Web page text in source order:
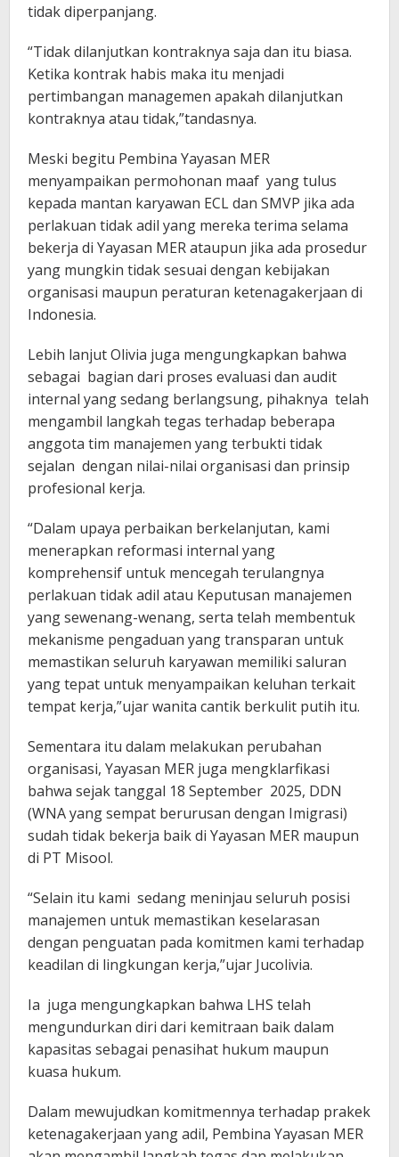
tidak diperpanjang.
“Tidak dilanjutkan kontraknya saja dan itu biasa.
Ketika kontrak habis maka itu menjadi
pertimbangan managemen apakah dilanjutkan
kontraknya atau tidak,”tandasnya.
Meski begitu Pembina Yayasan MER
menyampaikan permohonan maaf yang tulus
kepada mantan karyawan ECL dan SMVP jika ada
perlakuan tidak adil yang mereka terima selama
bekerja di Yayasan MER ataupun jika ada prosedur
yang mungkin tidak sesuai dengan kebijakan
organisasi maupun peraturan ketenagakerjaan di
Indonesia.
Lebih lanjut Olivia juga mengungkapkan bahwa
sebagai bagian dari proses evaluasi dan audit
internal yang sedang berlangsung, pihaknya telah
mengambil langkah tegas terhadap beberapa
anggota tim manajemen yang terbukti tidak
sejalan dengan nilai-nilai organisasi dan prinsip
profesional kerja.
“Dalam upaya perbaikan berkelanjutan, kami
menerapkan reformasi internal yang
komprehensif untuk mencegah terulangnya
perlakuan tidak adil atau Keputusan manajemen
yang sewenang-wenang, serta telah membentuk
mekanisme pengaduan yang transparan untuk
memastikan seluruh karyawan memiliki saluran
yang tepat untuk menyampaikan keluhan terkait
tempat kerja,”ujar wanita cantik berkulit putih itu.
Sementara itu dalam melakukan perubahan
organisasi, Yayasan MER juga mengklarfikasi
bahwa sejak tanggal 18 September 2025, DDN
(WNA yang sempat berurusan dengan Imigrasi)
sudah tidak bekerja baik di Yayasan MER maupun
di PT Misool.
“Selain itu kami sedang meninjau seluruh posisi
manajemen untuk memastikan keselarasan
dengan penguatan pada komitmen kami terhadap
keadilan di lingkungan kerja,”ujar Jucolivia.
Ia juga mengungkapkan bahwa LHS telah
mengundurkan diri dari kemitraan baik dalam
kapasitas sebagai penasihat hukum maupun
kuasa hukum.
Dalam mewujudkan komitmennya terhadap prakek
ketenagakerjaan yang adil, Pembina Yayasan MER